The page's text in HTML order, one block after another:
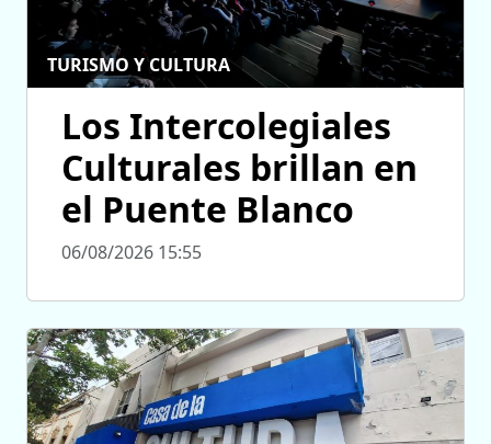
TURISMO Y CULTURA
Los Intercolegiales
Culturales brillan en
el Puente Blanco
06/08/2026 15:55